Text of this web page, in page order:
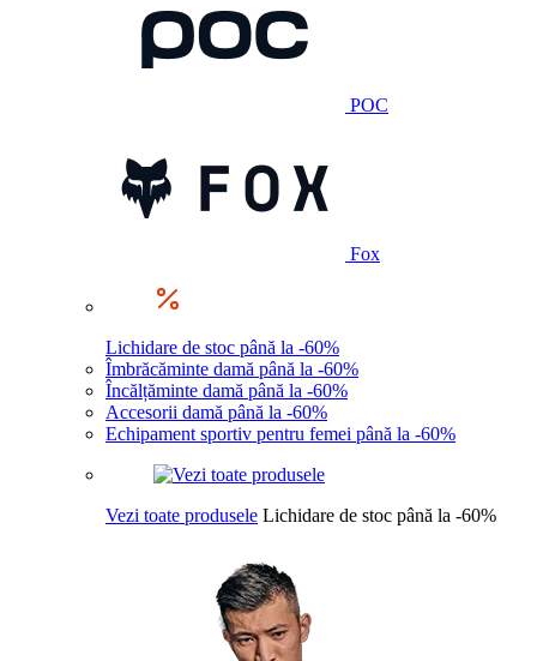
POC
Fox
Lichidare de stoc până la -60%
Îmbrăcăminte damă până la -60%
Încălțăminte damă până la -60%
Accesorii damă până la -60%
Echipament sportiv pentru femei până la -60%
Vezi toate produsele Lichidare de stoc până la -60%